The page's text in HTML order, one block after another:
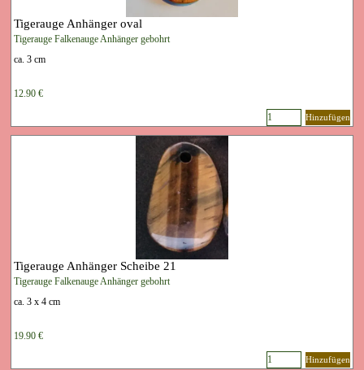
Tigerauge Anhänger oval
Tigerauge Falkenauge Anhänger gebohrt
ca. 3 cm
12.90 €
Hinzufügen
Tigerauge Anhänger Scheibe 21
Tigerauge Falkenauge Anhänger gebohrt
ca. 3 x 4 cm
19.90 €
Hinzufügen